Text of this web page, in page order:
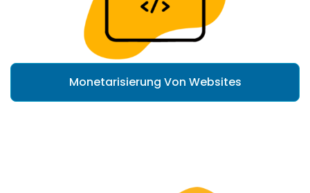
Monetarisierung Von Websites